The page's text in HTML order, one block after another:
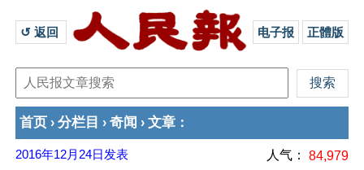
↺ 返回 电子报 正體版
首页 › 分栏目 › 奇闻 › 文章 ：
2016年12月24日 发表 人气： 84,979